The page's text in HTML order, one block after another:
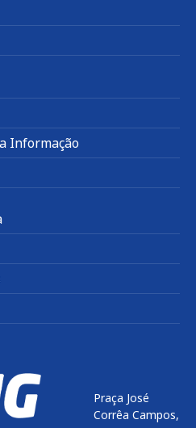
Informação
Praça José
Corrêa Campos,